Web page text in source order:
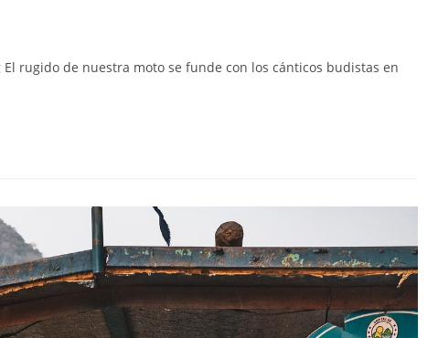
rugido de nuestra moto se funde con los cánticos budistas en